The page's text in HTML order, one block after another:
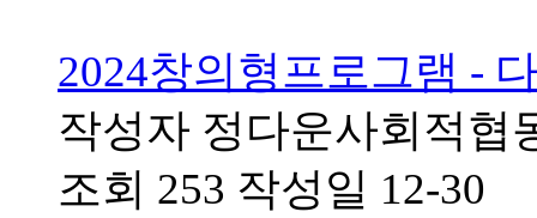
2024창의형프로그램 -
작성자 정다운사회적협
조회 253 작성일 12-30